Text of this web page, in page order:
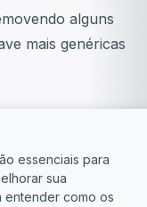
alguns
mais genéricas
essenciais para
sua
entender como os